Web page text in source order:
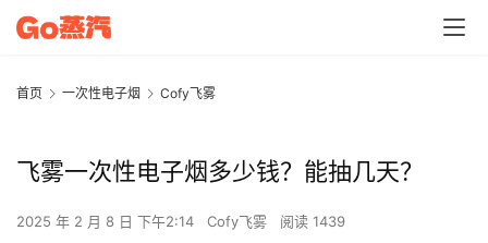
首页 一次性电子烟 Cofy飞雾
飞雾一次性电子烟多少钱？能抽几天？
2025 年 2 月 8 日 下午2:14 Cofy飞雾 阅读 1439